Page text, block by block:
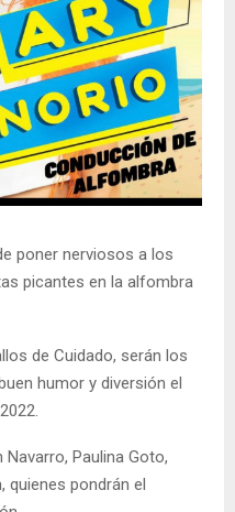
poner nerviosos a los
picantes en la alfombra
de Cuidado, serán los
humor y diversión el
Paulina Goto,
quienes pondrán el